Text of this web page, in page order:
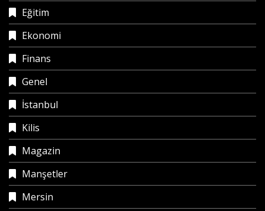
Eğitim
Ekonomi
Finans
Genel
İstanbul
Kilis
Magazin
Manşetler
Mersin